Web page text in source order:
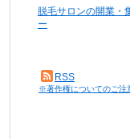
脱毛サロンの開業・
ー
RSS
※著作権についてのご注